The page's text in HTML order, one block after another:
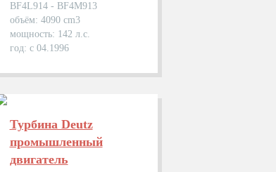
BF4L914 - BF4M913
объём: 4090 cm3
мощность: 142 л.с.
год: с 04.1996
Турбина Deutz
промышленный
двигатель